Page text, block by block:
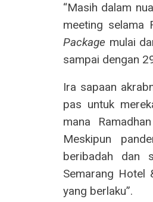
“Masih dalam
meeting selama
Package mulai
sampai dengan
Ira sapaan
pas untuk
mana
Meskipun
beribadah dan
Semarang Hotel
yang berlaku”.